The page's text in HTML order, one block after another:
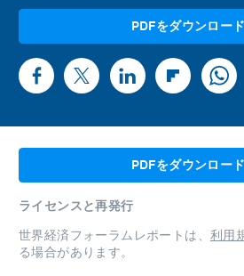
PDFをダウンロード
PDFをダウンロード
ライセンスと再発行
世界経済フォーラムレポートは、 利用
る場合があります。